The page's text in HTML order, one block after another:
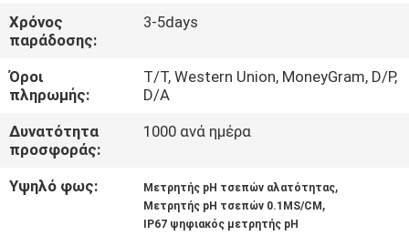
ΕΠΑΦΉ
ΝΈΑ
ΌΛΕΣ
ΟΙ
ΠΕΡΙΠΤΏΣΕΙΣ
Χρόνος
παράδοσης:
3-5days
Όροι
πληρωμής:
T/T, Western Union, MoneyGram, D/P,
D/A
Δυνατότητα
προσφοράς:
1000 ανά ημέρα
Υψηλό φως: Μετρητής pH τσεπών αλατότητας,
Μετρητής pH τσεπών 0.1MS/CM ,
IP67 ψηφιακός μετρητής pH